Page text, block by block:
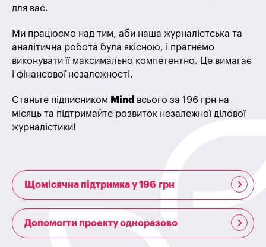
для вас.
Ми працюємо над тим, аби наша журналістська та
аналітична робота була якісною, і прагнемо
виконувати її максимально компетентно. Це вимагає
і фінансової незалежності.
Станьте підписником Mind всього за 196 грн на
місяць та підтримайте розвиток незалежної ділової
журналістики!
Щомісячна підтримка у 196 грн
Допомогти проекту одноразово